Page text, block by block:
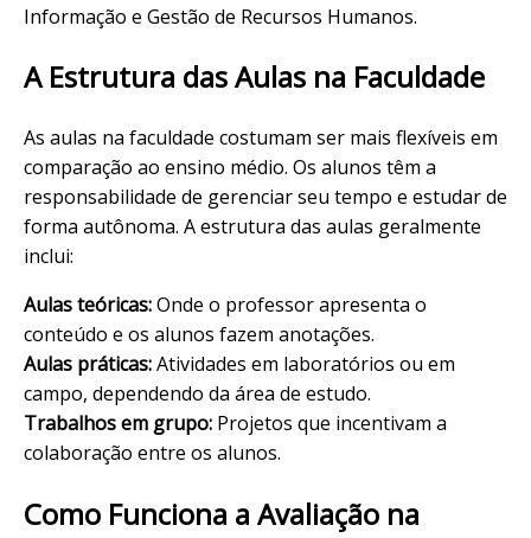
Informação e Gestão de Recursos Humanos.
A Estrutura das Aulas na Faculdade
As aulas na faculdade costumam ser mais flexíveis em
comparação ao ensino médio. Os alunos têm a
responsabilidade de gerenciar seu tempo e estudar de
forma autônoma. A estrutura das aulas geralmente
inclui:
Aulas teóricas:Onde o professor apresenta o
conteúdo e os alunos fazem anotações.
Aulas práticas:Atividades em laboratórios ou em
campo, dependendo da área de estudo.
Trabalhos em grupo: Projetos que incentivam a
colaboração entre os alunos.
Como Funciona a Avaliação na